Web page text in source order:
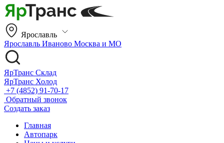
Ярославль
Ярославль Иваново Москва и МО
ЯрТранс Склад
ЯрТранс Холод
+7 (4852) 91-70-17
Обратный звонок
Создать заказ
Главная
Автопарк